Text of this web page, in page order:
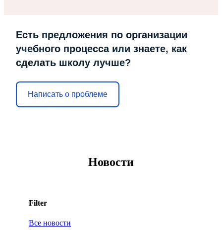
Есть предложения по организации
учебного процесса или знаете, как
сделать школу лучше?
Написать о проблеме
Новости
Filter
Все новости